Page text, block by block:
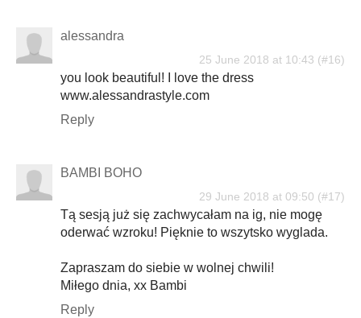
alessandra
25 June 2018 at 10:43
you look beautiful! I love the dress
www.alessandrastyle.com
Reply
BAMBI BOHO
29 June 2018 at 09:50
Tą sesją już się zachwycałam na ig, nie mogę
oderwać wzroku! Pięknie to wszytsko wyglada.
Zapraszam do siebie w wolnej chwili!
Miłego dnia, xx Bambi
Reply